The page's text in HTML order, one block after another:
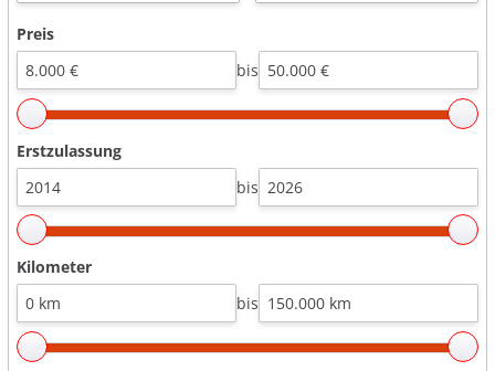
Preis
bis
Erstzulassung
bis
Kilometer
bis